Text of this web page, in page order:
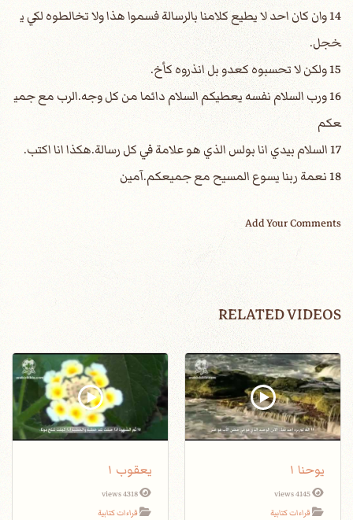
14 وان كان احد لا يطيع كلامنا بالرسالة فسموا هذا ولا تخالطوه لكي ي
خجل.
15 ولكن لا تحسبوه كعدو بل انذروه كأخ.
16 ورب السلام نفسه يعطيكم السلام دائما من كل وجه.الرب مع جمي
عكم
17 السلام بيدي انا بولس الذي هو علامة في كل رسالة.هكذا انا اكتب.
18 نعمة ربنا يسوع المسيح مع جميعكم.آمين
Add Your Comments
RELATED VIDEOS
يوحنا ١
4145 views
قراءات كتابية
يعقوب ١
4318 views
قراءات كتابية